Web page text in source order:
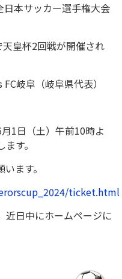
日本サッカー選手権大会
皇杯2回戦が開催され
岐阜（岐阜県代表）
1日（土）午前10時よ
す。
ます。
ticket.html
近日中にホームページに